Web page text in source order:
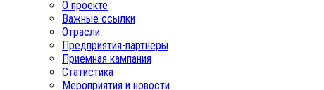
О проекте
Важные ссылки
Отрасли
Предприятия-партнёры
Приемная кампания
Статистика
Мероприятия и новости